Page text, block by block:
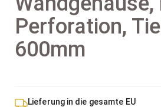
Perforation,
600mm
Lieferung in die gesamte EU